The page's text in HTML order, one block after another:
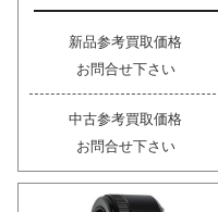
新品参考買取価格
お問合せ下さい
中古参考買取価格
お問合せ下さい